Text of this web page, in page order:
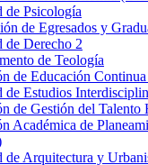
de Psicología
de Egresados y
de Derecho 2
de Teología
de Educación
de Estudios
de Gestión del
Académica de
de Arquitectura y